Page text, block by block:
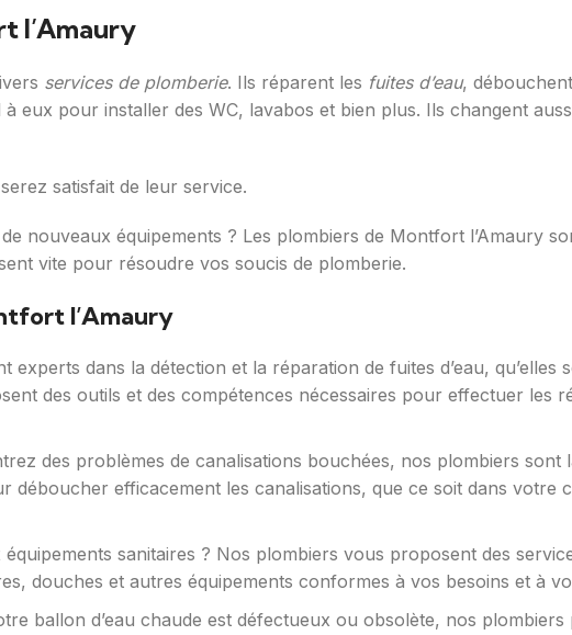
l’Amaury
services de plomberie. Ils réparent les fuites d’eau,
eux pour installer des WC, lavabos et bien plus. Ils changent
satisfait de leur service.
de nouveaux équipements ? Les plombiers de Montfort l’Amaury
vite pour résoudre vos soucis de plomberie.
l’Amaury
experts dans la détection et la réparation de fuites d’eau, qu’elles
des outils et des compétences nécessaires pour effectuer les
des problèmes de canalisations bouchées, nos plombiers sont
déboucher efficacement les canalisations, que ce soit dans votre
sanitaires ? Nos plombiers vous proposent des
douches et autres équipements conformes à vos besoins et à
ballon d’eau chaude est défectueux ou obsolète, nos